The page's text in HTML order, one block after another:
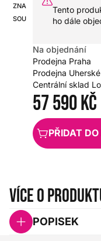
ZNAČKA:
SOUNDCRAFT
SKU:
Tento
ho dále
Na objednání
Prodejna Praha
Prodejna
Centrální sklad
57 590 Kč
PŘIDAT DO
Více o
POPISEK